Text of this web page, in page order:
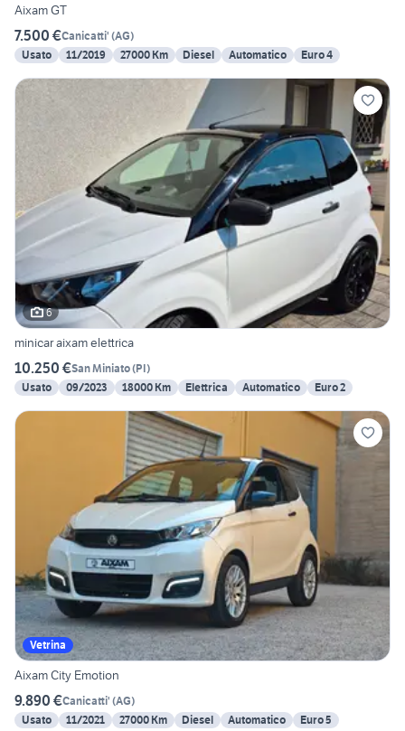
Aixam GT
7.500 €Canicatti' (AG)
Usato
11/2019 27000 Km Diesel Automatico Euro 4
6
minicar aixam elettrica
10.250 €San Miniato(PI)
Usato
09/2023 18000 Km Elettrica Automatico Euro 2
Vetrina
Aixam City Emotion
9.890 €Canicatti' (AG)
Usato
11/2021 27000 Km Diesel Automatico Euro 5